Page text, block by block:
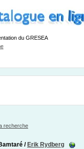
du GRESEA
recherche
/ Erik Rydberg